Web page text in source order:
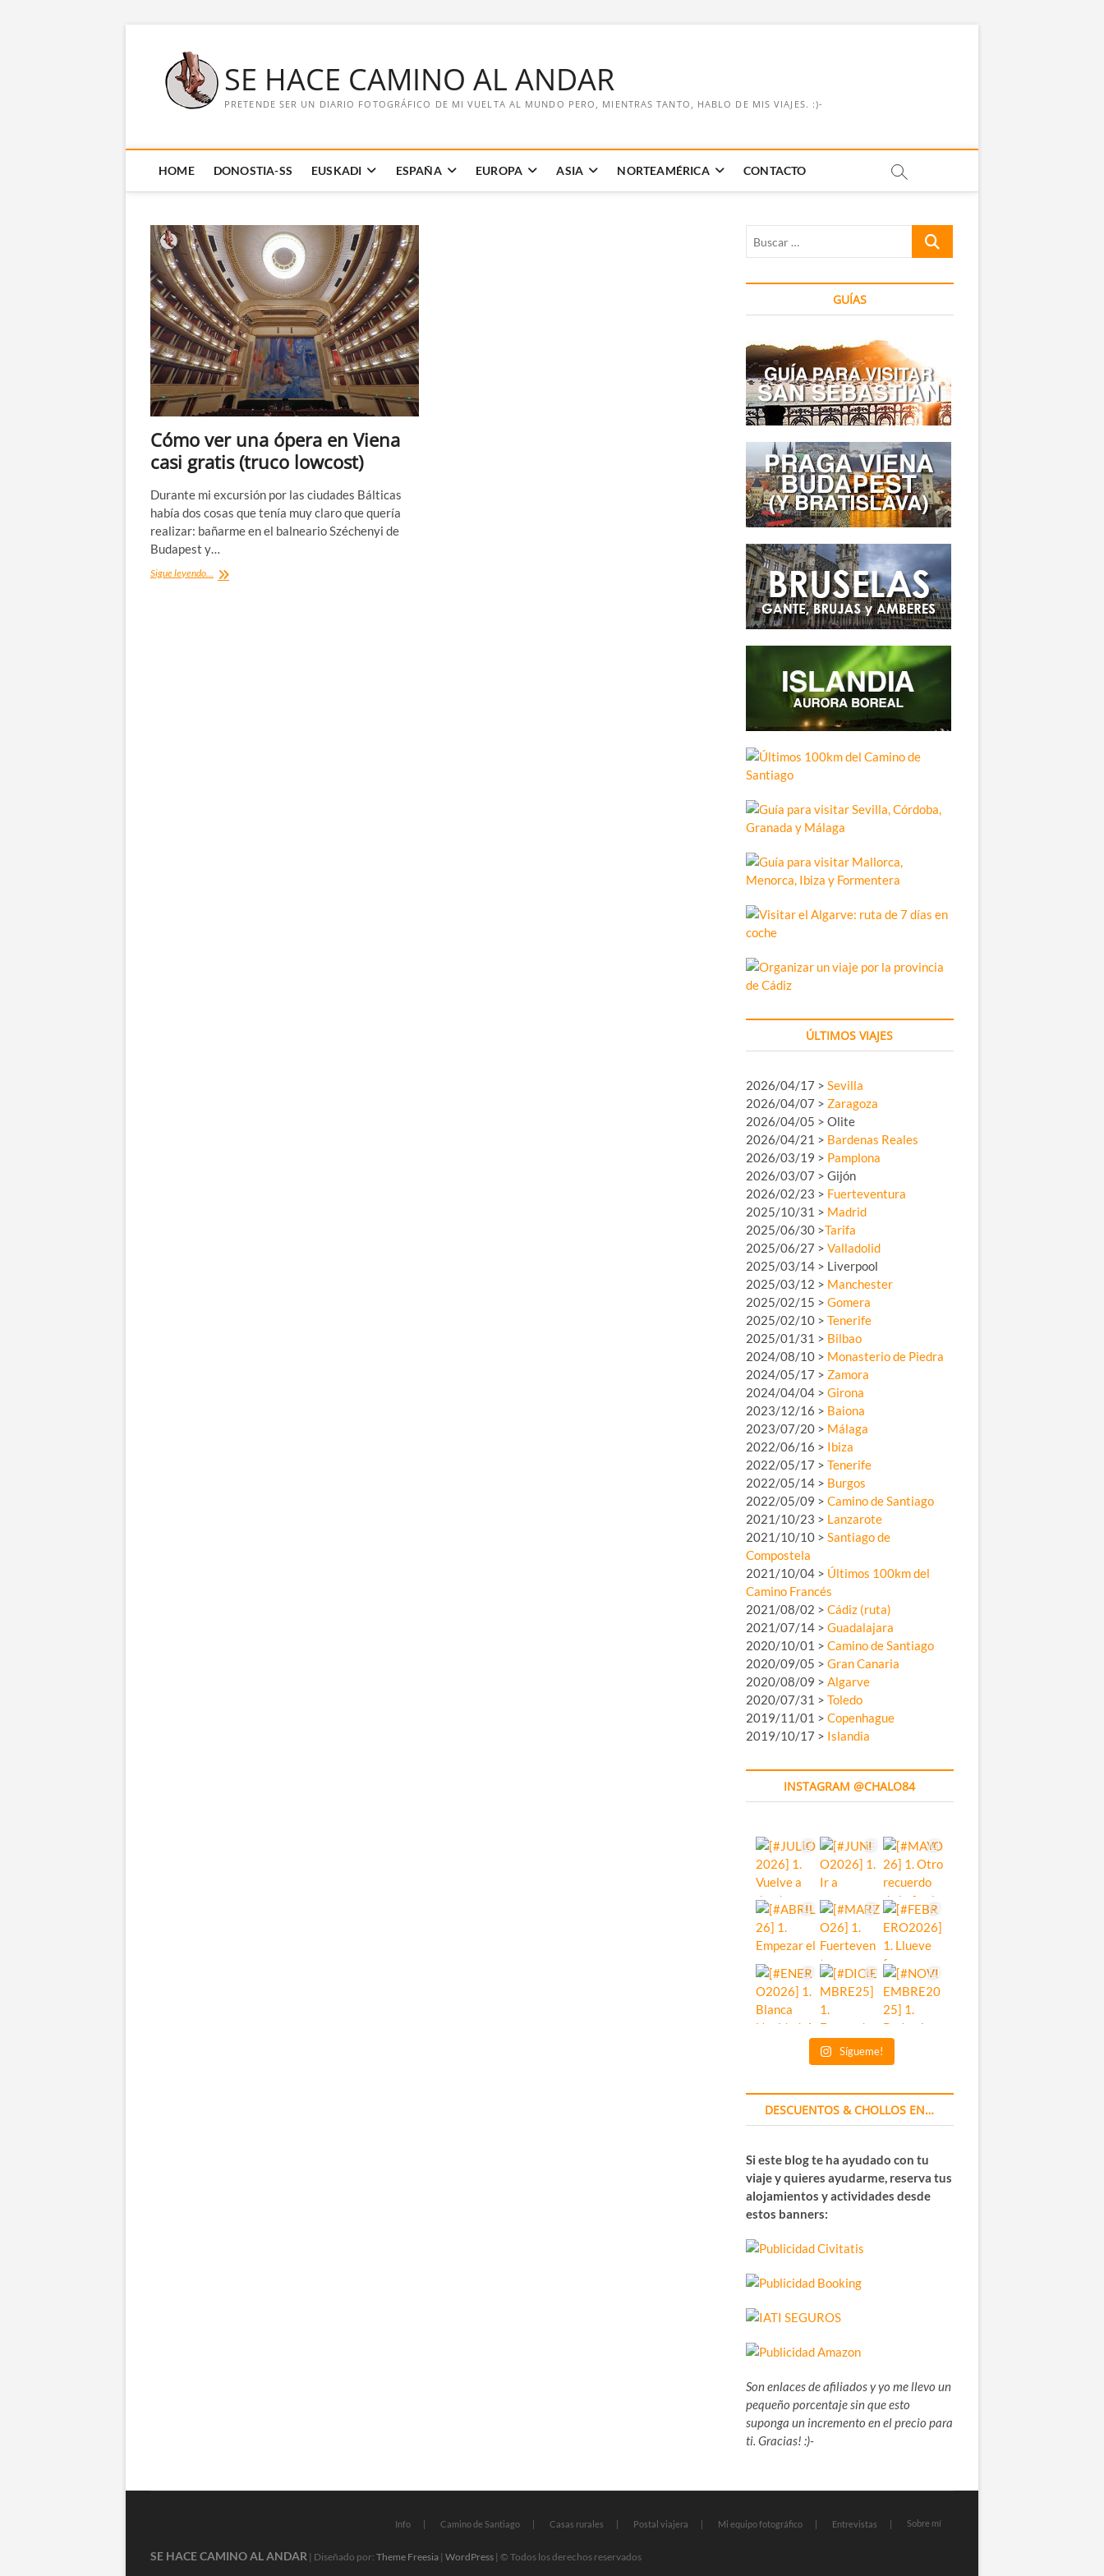
contenido
SE HACE CAMINO AL ANDAR
PRETENDE SER UN DIARIO FOTOGRÁFICO DE MI VUELTA AL MUNDO PERO, MIENTRAS TANTO, HABLO DE MIS VIAJES. :)-
HOME DONOSTIA-SS EUSKADI ESPAÑA EUROPA ASIA NORTEAMÉRICA CONTACTO
Cómo ver una ópera en Viena
casi gratis (truco lowcost)
Durante mi excursión por las ciudades Bálticas
había dos cosas que tenía muy claro que quería
realizar: bañarme en el balneario Széchenyi de
Budapest y…
Sigue leyendo... Cómo
Buscar
GUÍAS
ÚLTIMOS VIAJES
2026/04/17 > Sevilla
2026/04/07 > Zaragoza
2026/04/05 > Olite
2026/04/21 > Bardenas Reales
2026/03/19 > Pamplona
2026/03/07 > Gijón
2026/02/23 > Fuerteventura
2025/10/31 > Madrid
2025/06/30 >Tarifa
2025/06/27 > Valladolid
2025/03/14 > Liverpool
2025/03/12 > Manchester
2025/02/15 > Gomera
2025/02/10 > Tenerife
2025/01/31 > Bilbao
2024/08/10 > Monasterio de Piedra
2024/05/17 > Zamora
2024/04/04 > Girona
2023/12/16 > Baiona
2023/07/20 > Málaga
2022/06/16 > Ibiza
2022/05/17 > Tenerife
2022/05/14 > Burgos
2022/05/09 > Camino de Santiago
2021/10/23 > Lanzarote
2021/10/10 > Santiago de
Compostela
2021/10/04 > Últimos 100km del
Camino Francés
2021/08/02 > Cádiz (ruta)
2021/07/14 > Guadalajara
2020/10/01 > Camino de Santiago
2020/09/05 > Gran Canaria
2020/08/09 > Algarve
2020/07/31 > Toledo
2019/11/01 > Copenhague
2019/10/17 > Islandia
INSTAGRAM @CHALO84
Sígueme!
DESCUENTOS & CHOLLOS EN…
Si este blog te ha ayudado con tu
viaje y quieres ayudarme, reserva tus
alojamientos y actividades desde
estos banners:
Son enlaces de afiliados y yo me llevo un
pequeño porcentaje sin que esto
suponga un incremento en el precio para
ti. Gracias! :)-
Info Camino de Santiago Casas rurales Postal viajera Mi equipo fotográfico Entrevistas Sobre mí
SE HACE CAMINO AL ANDAR | Diseñado por: Theme Freesia | WordPress | © Todos los derechos reservados